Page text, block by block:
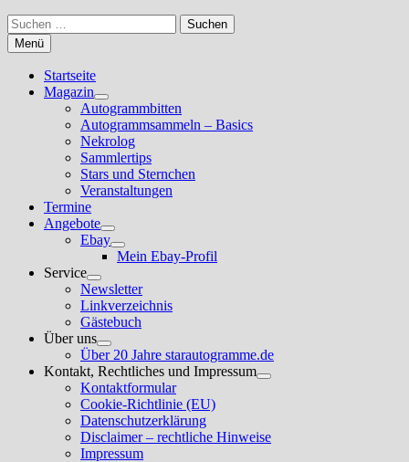
Suchen
nach:
Menü
Startseite
Magazin
Untermenü
anzeigen
Autogrammbitten
Autogrammsammeln – Basics
Nekrolog
Sammlertips
Stars und Sternchen
Veranstaltungen
Termine
Angebote
Untermenü
anzeigen
Ebay
Untermenü
anzeigen
Mein Ebay-Profil
Service
Untermenü
anzeigen
Newsletter
Linkverzeichnis
Gästebuch
Über uns
Untermenü
anzeigen
Über 20 Jahre starautogramme.de
Kontakt, Rechtliches und Impressum
Untermenü
Kontaktformular
Cookie-Richtlinie (EU)
Datenschutzerklärung
Disclaimer – rechtliche Hinweise
Impressum